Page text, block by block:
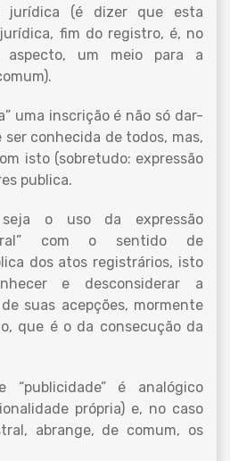
jurídica (é dizer que esta
fim do registro, é, no
um meio para a
uma inscrição é não só dar-
ser conhecida de todos, mas,
isto (sobretudo: expressão
publica.
o uso da expressão
com o sentido de
dos atos registrários, isto
e desconsiderar a
suas acepções, mormente
que é o da consecução da
é analógico
própria) e, no caso
abrange, de comum, os